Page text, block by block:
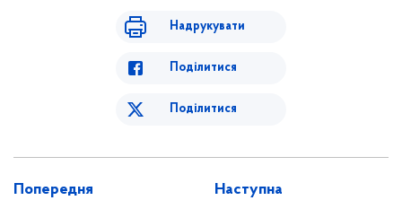
Надрукувати
Поділитися
Поділитися
Попередня Наступна